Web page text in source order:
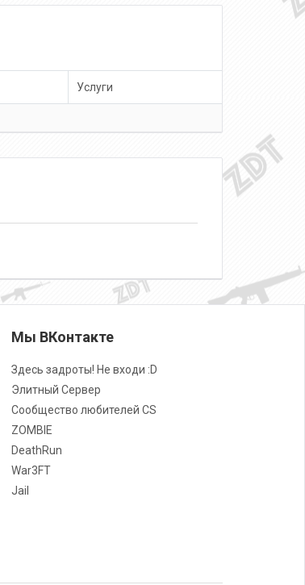
Услуги
Мы ВКонтакте
Здесь задроты! Не входи :D
Элитный Сервер
Сообщество любителей CS
ZOMBIE
DeathRun
War3FT
Jail